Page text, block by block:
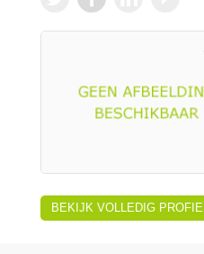
BEKIJK VOLLEDIG PROFIEL